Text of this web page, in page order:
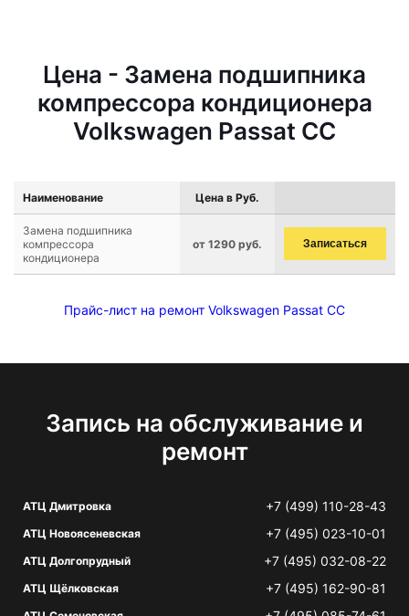
Цена - Замена подшипника
компрессора кондиционера
Volkswagen Passat CC
Наименование Цена в Руб.
Замена подшипника
компрессора
кондиционера
от 1290 руб. Записаться
Прайс-лист на ремонт Volkswagen Passat CC
Запись на обслуживание и
ремонт
АТЦ Дмитровка +7 (499) 110-28-43
АТЦ Новоясеневская +7 (495) 023-10-01
АТЦ Долгопрудный +7 (495) 032-08-22
АТЦ Щёлковская +7 (495) 162-90-81